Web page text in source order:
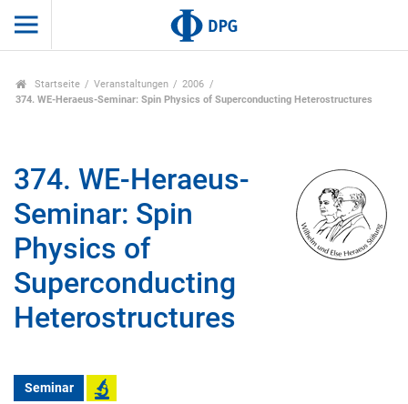
Startseite Veranstaltungen
2006
374. WE-Heraeus-Seminar: Spin Physics of Superconducting Heterostructures
374. WE-Heraeus-
Seminar: Spin
Physics of
Superconducting
Heterostructures
Seminar